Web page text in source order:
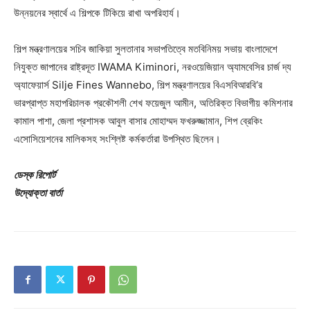
উন্নয়নের স্বার্থে এ শিল্পকে টিকিয়ে রাখা অপরিহার্য।
শিল্প মন্ত্রণালয়ের সচিব জাকিয়া সুলতানার সভাপতিত্বে মতবিনিময় সভায় বাংলাদেশে
নিযুক্ত জাপানের রাষ্ট্রদূত IWAMA Kiminori, নরওয়েজিয়ান অ্যামবেসির চার্জ দ্য
অ্যাফেয়ার্স Silje Fines Wannebo, শিল্প মন্ত্রণালয়ের বিএসবিআরবি‘র
ভারপ্রাপ্ত মহাপরিচালক প্রকৌশলী শেখ ফয়েজুল আমীন, অতিরিক্ত বিভাগীয় কমিশনার
কামাল পাশা, জেলা প্রশাসক আবুল বাসার মোহাম্মদ ফখরুজ্জামান, শিপ ব্রেকিং
এসোসিয়েশনের মালিকসহ সংশ্লিষ্ট কর্মকর্তারা উপস্থিত ছিলেন।
ডেস্ক রিপোর্ট
উদ্যোক্তা বার্তা